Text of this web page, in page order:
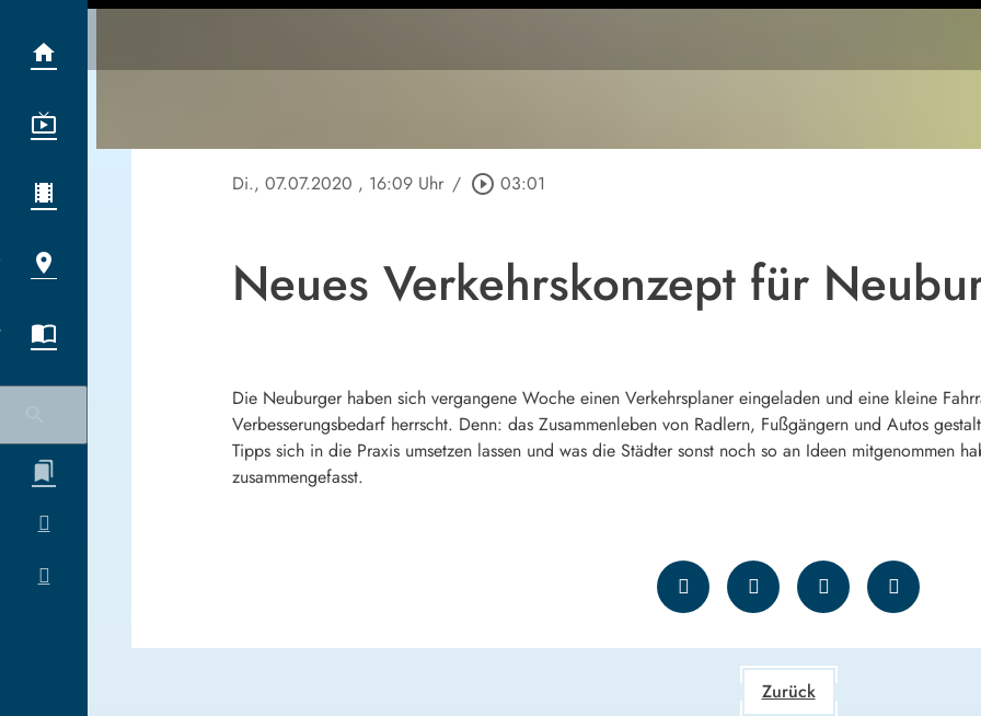
Di., 07.07.2020 , 16:09 Uhr / play_circle_outline 03:01
Neues Verkehrskonzept für
Die Neuburger haben sich vergangene Woche einen Verkehrsplaner eingeladen und eine kleine
Verbesserungsbedarf herrscht. Denn: das Zusammenleben von Radlern, Fußgängern und Autos
Tipps sich in die Praxis umsetzen lassen und was die Städter sonst noch so an Ideen mitgenommen
zusammengefasst.
Zurück